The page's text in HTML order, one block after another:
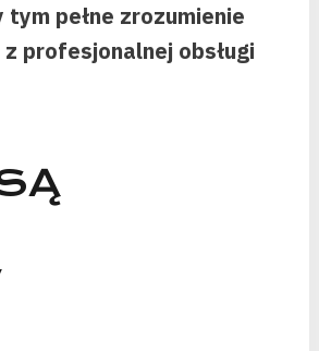
pełne zrozumienie
profesjonalnej obsługi